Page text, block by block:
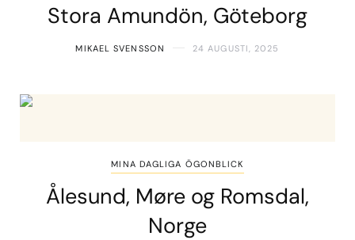
Stora Amundön, Göteborg
MIKAEL SVENSSON 24 AUGUSTI, 2025
MINA DAGLIGA ÖGONBLICK
Ålesund, Møre og Romsdal,
Norge